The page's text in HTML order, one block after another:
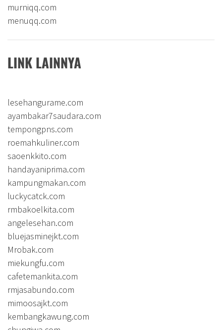
murniqq.com
menuqq.com
LINK LAINNYA
lesehangurame.com
ayambakar7saudara.com
tempongpns.com
roemahkuliner.com
saoenkkito.com
handayaniprima.com
kampungmakan.com
luckycatck.com
rmbakoelkita.com
angelesehan.com
bluejasminejkt.com
Mrobak.com
miekungfu.com
cafetemankita.com
rmjasabundo.com
mimoosajkt.com
kembangkawung.com